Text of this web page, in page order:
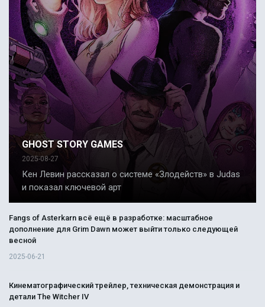
GHOST STORY GAMES
2025-08-27
Кен Левин рассказал о системе «Злодейств» в Judas
и показал ключевой арт
Fangs of Asterkarn всё ещё в разработке: масштабное
дополнение для Grim Dawn может выйти только следующей
весной
2025-06-21
Кинематографический трейлер, техническая демонстрация и
детали The Witcher IV